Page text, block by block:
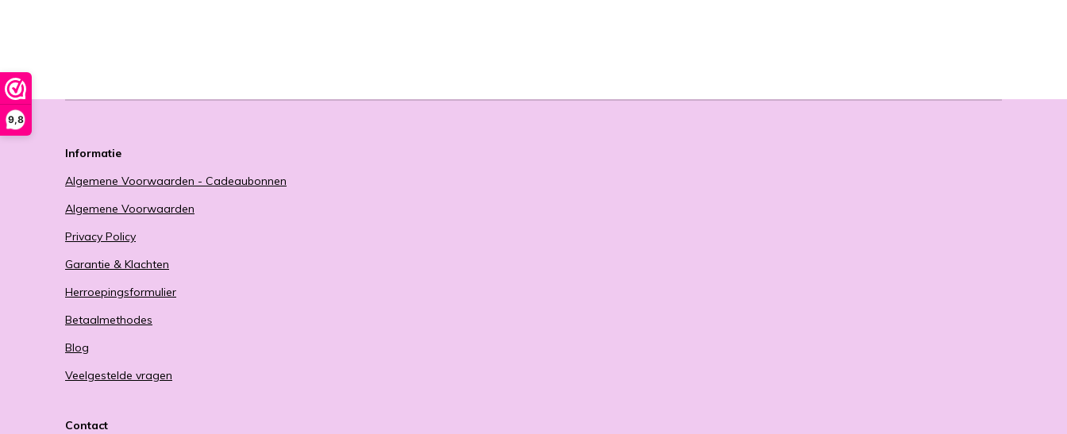
9,8
Informatie
Algemene Voorwaarden - Cadeaubonnen
Algemene Voorwaarden
Privacy Policy
Garantie & Klachten
Herroepingsformulier
Betaalmethodes
Blog
Veelgestelde vragen
Contact